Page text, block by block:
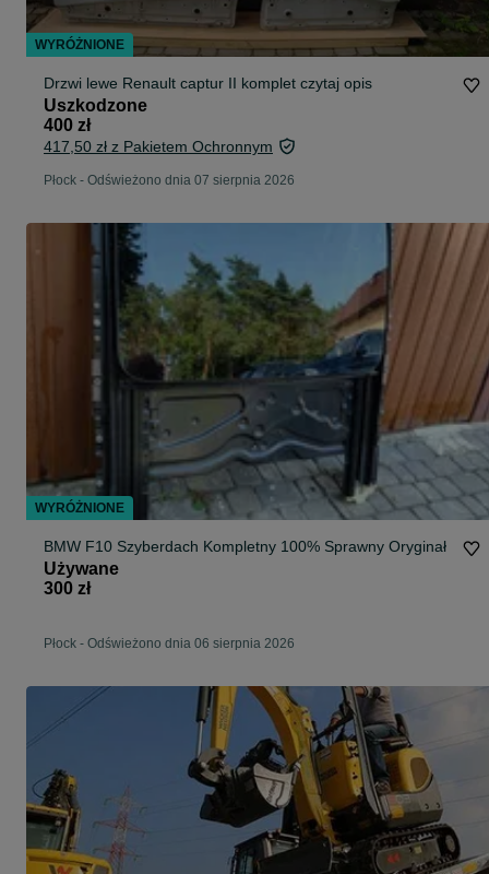
Drzwi lewe Renault captur II komplet czytaj opis
Uszkodzone
400 zł
417,50 zł z Pakietem Ochronnym
Płock - Odświeżono dnia 07 sierpnia 2026
BMW F10 Szyberdach Kompletny 100% Sprawny Oryginał
Używane
300 zł
Płock - Odświeżono dnia 06 sierpnia 2026
WYRÓŻNIONE
WYRÓŻNIONE